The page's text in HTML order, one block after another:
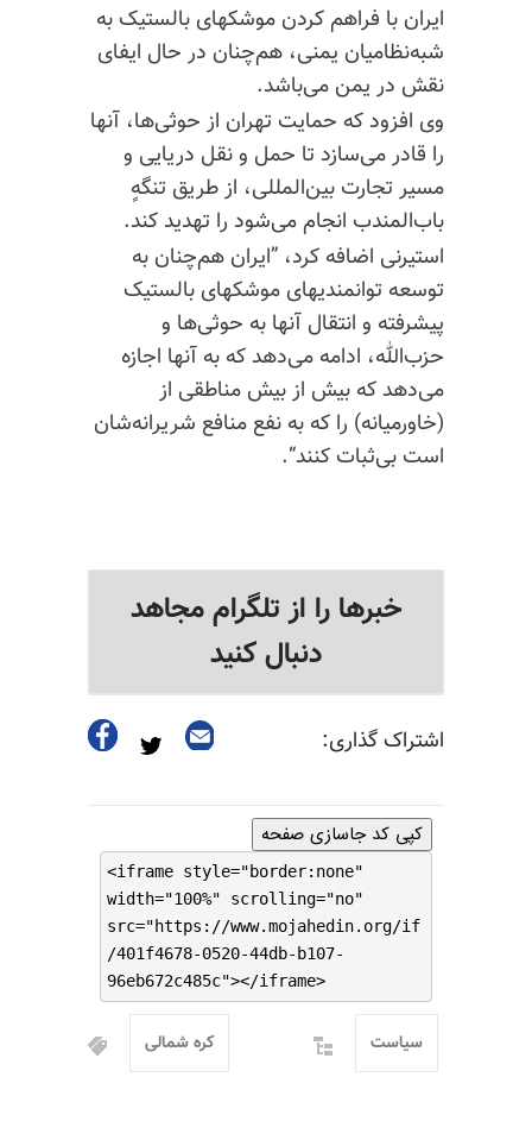
ایران با فراهم کردن موشکهای بالستیک به
شبه‌نظامیان یمنی، هم‌چنان در حال ایفای
نقش در یمن می‌باشد.
وی افزود که حمایت تهران از حوثی‌ها، آنها
را قادر می‌سازد تا حمل‌ و نقل دریایی و
مسیر تجارت بین‌المللی، از طریق تنگهٍ
باب‌المندب انجام می‌شود را تهدید کند.
استیرنی اضافه کرد، ”ایران هم‌چنان به
توسعه توانمندیهای موشکهای بالستیک
پیشرفته و انتقال آنها به حوثی‌ها و
حزب‌الله، ادامه می‌دهد که به آنها اجازه
می‌دهد که بیش از بیش مناطقی از
(خاورمیانه) را که به نفع منافع شریرانه‌شان
است بی‌ثبات کنند“.
خبرها را از تلگرام مجاهد
دنبال کنید
اشتراک گذاری:
کپی کد جاسازی صفحه
<iframe style="border:none"
width="100%" scrolling="no"
src="https://www.mojahedin.org/if
/401f4678-0520-44db-b107-
96eb672c485c"></iframe>
کره شمالی سیاست